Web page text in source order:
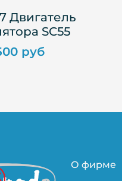
Двигатель
SC55
руб
О фирме